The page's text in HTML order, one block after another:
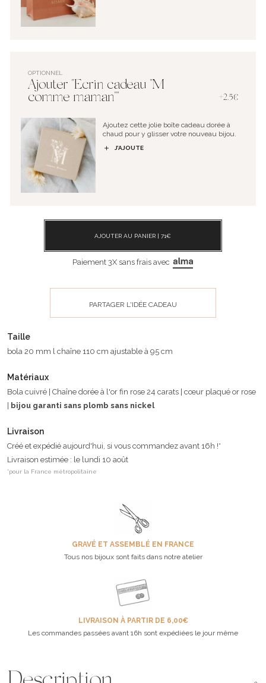
OPTIONNEL
Ajouter "Ecrin cadeau "M
comme maman""
+2.5€
Ajoutez cette jolie boîte cadeau dorée à
chaud pour y glisser votre nouveau bijou.
J’AJOUTE
AJOUTER AU PANIER |71€
Paiement 3X sans frais avec
PARTAGER L'IDÉE CADEAU
Taille
bola 20 mm l chaîne 110 cm ajustable à 95 cm
Matériaux
Bola cuivré | Chaîne dorée à l'or fin rose 24 carats | cœur plaqué or rose
| bijou garanti sans plomb sans nickel
Livraison
Créé et expédié aujourd'hui, si vous commandez avant 16h !*
Livraison estimée : le lundi 10 août
*pour la France métropolitaine
GRAVÉ ET ASSEMBLÉ EN FRANCE
Tous nos bijoux sont faits dans notre atelier
LIVRAISON À PARTIR DE 6,00€
Les commandes passées avant 16h sont expédiées le jour même